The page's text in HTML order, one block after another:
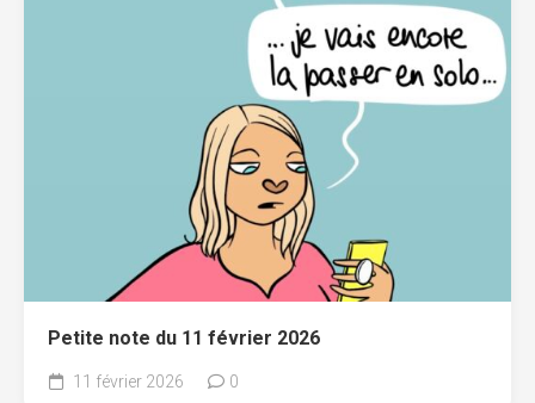
Petite note du 11 février 2026
11 février 2026 0